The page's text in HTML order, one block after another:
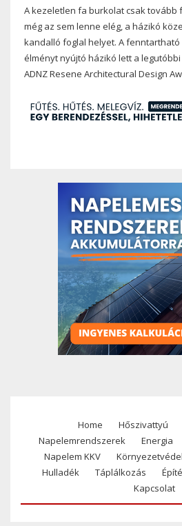
A kezeletlen fa burkolat csak tovább
még az sem lenne elég, a házikó
kandalló foglal helyet. A
élményt nyújtó házikó lett a
ADNZ Resene Architectural Design
Footer
menu
Home Hőszivattyú
Napelemrendszerek
Energia
Napelem KKV
Hulladék
Táplálkozás
Kapcsolat